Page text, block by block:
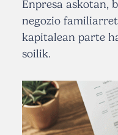
Enpresa askotan,
negozio
kapitalean parte
soilik.